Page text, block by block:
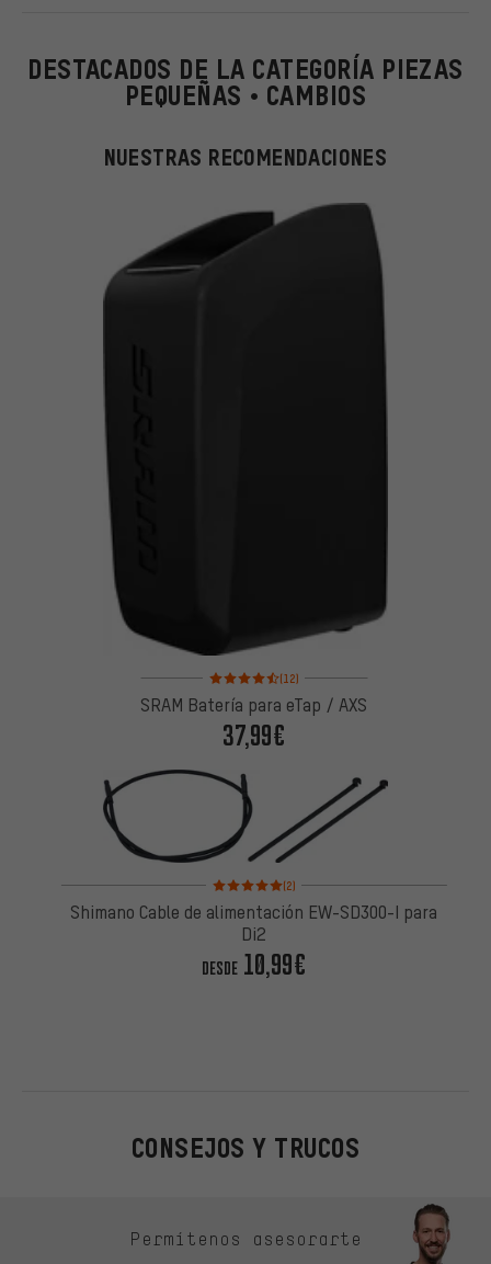
DESTACADOS DE LA CATEGORÍA PIEZAS
PEQUEÑAS • CAMBIOS
NUESTRAS RECOMENDACIONES
Valoración media: 4,5 de 5 basada en 12 reseñas
(12)
SRAM Batería para eTap / AXS
37,99€
Valoración media: 5 de 5 basada en 2 reseñas
(2)
Shimano Cable de alimentación EW-SD300-I para
Di2
DESDE10,99€
CONSEJOS Y TRUCOS
Permítenos asesorarte